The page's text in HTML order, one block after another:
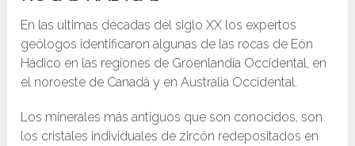
En las últimas décadas del siglo XX los expertos
geólogos identificaron algunas de las rocas de Eón
Hádico en las regiones de Groenlandia Occidental, en
el noroeste de Canadá y en Australia Occidental.
Los minerales más antiguos que son conocidos, son
los cristales individuales de zircón redepositados en